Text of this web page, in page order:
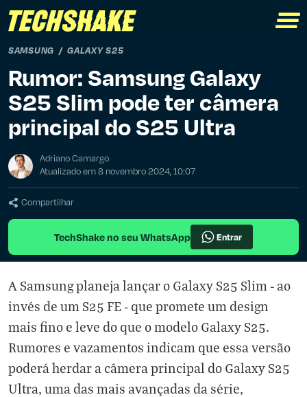
SAMSUNG GALAXY S25
Rumor: Samsung Galaxy
S25 Slim pode ter câmera
principal do S25 Ultra
Adriano Camargo
Atualizado em 8 novembro 2024, 10:07
Compartilhar
TechShake no seu WhatsApp Entrar
A Samsung planeja lançar o Galaxy S25 Slim - ao
invés de um S25 FE - que promete um design
mais fino e leve do que o modelo Galaxy S25.
Rumores e vazamentos indicam que essa versão
poderá herdar a câmera principal do Galaxy S25
Ultra, uma das mais avançadas da série,